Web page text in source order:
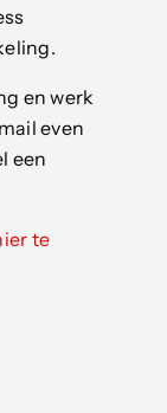
en werk
even
een
te